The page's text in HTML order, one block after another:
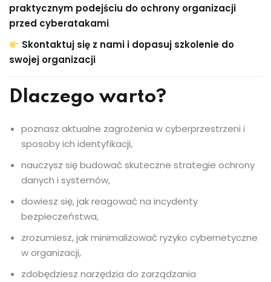
praktycznym podejściu do ochrony organizacji
przed cyberatakami.
Skontaktuj się z nami i dopasuj szkolenie do
swojej organizacji
Dlaczego warto?
poznasz aktualne zagrożenia w cyberprzestrzeni i
sposoby ich identyfikacji,
nauczysz się budować skuteczne strategie ochrony
danych i systemów,
dowiesz się, jak reagować na incydenty
bezpieczeństwa,
zrozumiesz, jak minimalizować ryzyko cybernetyczne
w organizacji,
zdobędziesz narzędzia do zarządzania